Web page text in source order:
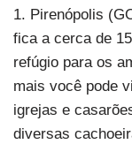
1. Pirenópolis
fica a cerca de
refúgio para os
mais você pode
igrejas e
diversas